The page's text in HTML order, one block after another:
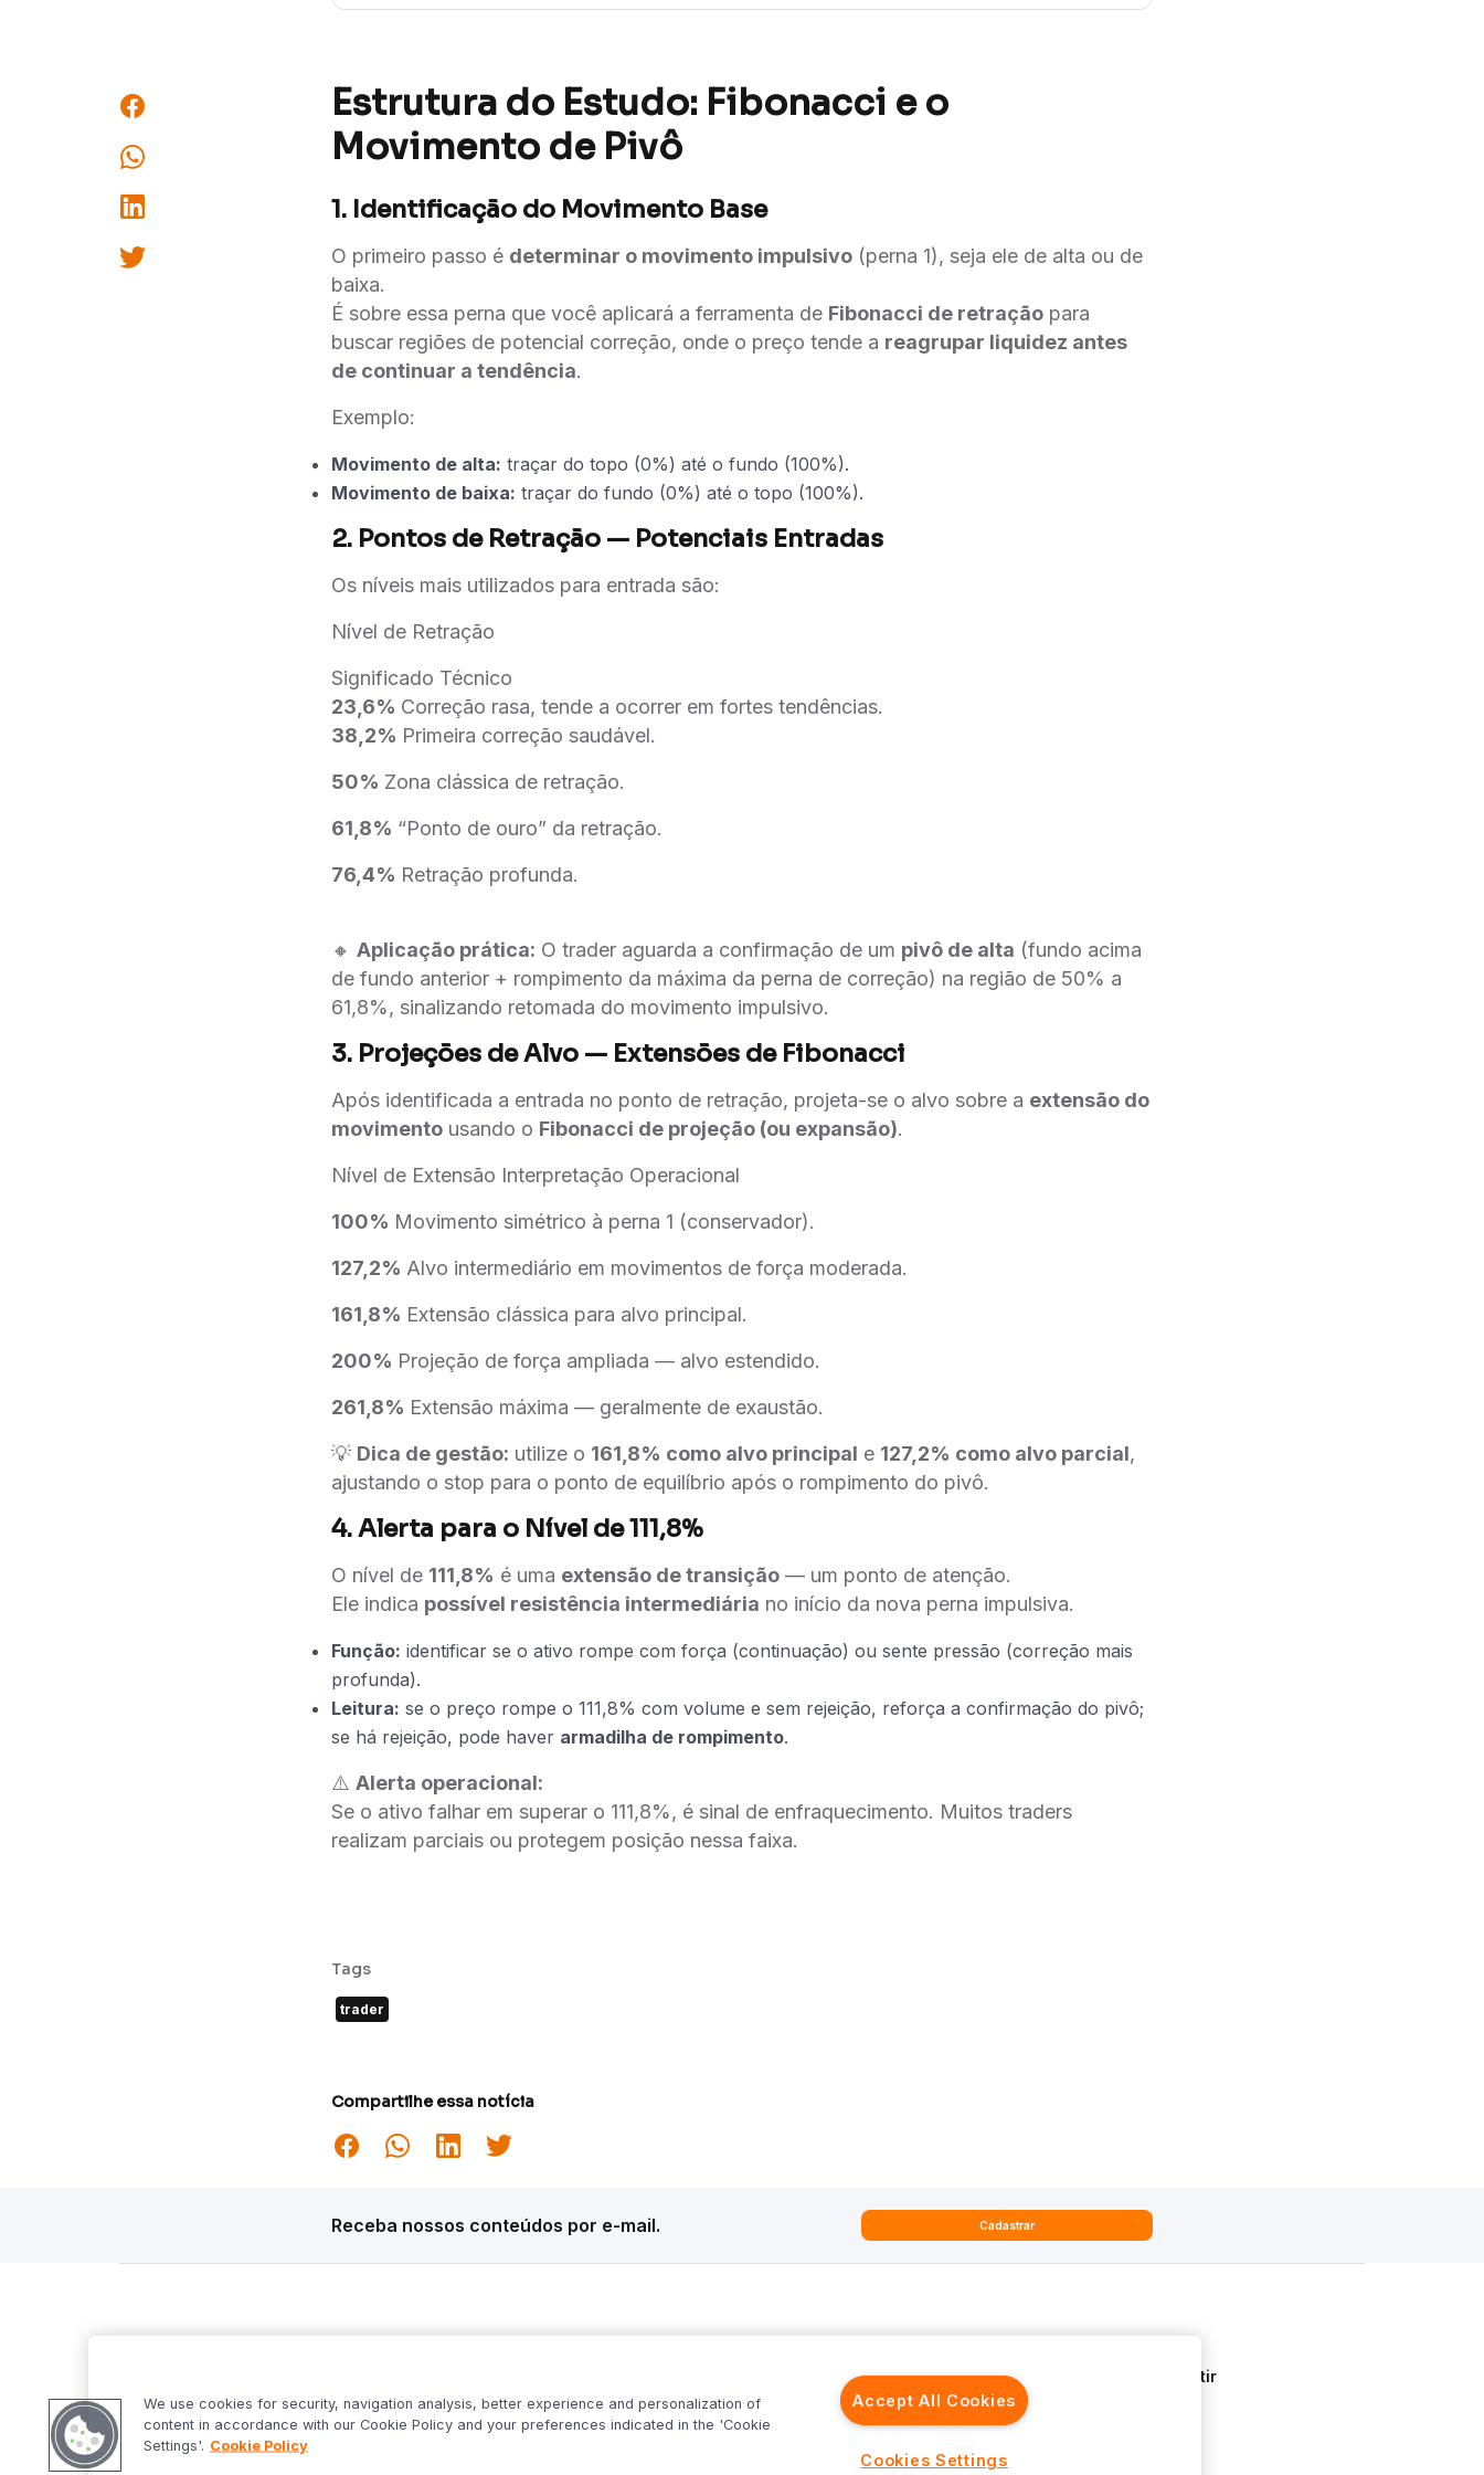
Estrutura do Estudo: Fibonacci e o
Movimento de Pivô
1. Identificação do Movimento Base
O primeiro passo é determinar o movimento impulsivo (perna 1), seja ele de alta ou de
baixa.
É sobre essa perna que você aplicará a ferramenta de Fibonacci de retração para
buscar regiões de potencial correção, onde o preço tende a reagrupar liquidez antes
de continuar a tendência.
Exemplo:
Movimento de alta: traçar do topo (0%) até o fundo (100%).
Movimento de baixa: traçar do fundo (0%) até o topo (100%).
2. Pontos de Retração — Potenciais Entradas
Os níveis mais utilizados para entrada são:
Nível de Retração
Significado Técnico
23,6% Correção rasa, tende a ocorrer em fortes tendências.
38,2% Primeira correção saudável.
50% Zona clássica de retração.
61,8% “Ponto de ouro” da retração.
76,4% Retração profunda.
🔸 Aplicação prática: O trader aguarda a confirmação de um pivô de alta (fundo acima
de fundo anterior + rompimento da máxima da perna de correção) na região de 50% a
61,8%, sinalizando retomada do movimento impulsivo.
3. Projeções de Alvo — Extensões de Fibonacci
Após identificada a entrada no ponto de retração, projeta-se o alvo sobre a extensão do
movimento usando o Fibonacci de projeção (ou expansão).
Nível de Extensão Interpretação Operacional
100% Movimento simétrico à perna 1 (conservador).
127,2% Alvo intermediário em movimentos de força moderada.
161,8% Extensão clássica para alvo principal.
200% Projeção de força ampliada — alvo estendido.
261,8% Extensão máxima — geralmente de exaustão.
💡 Dica de gestão: utilize o 161,8% como alvo principal e 127,2% como alvo parcial,
ajustando o stop para o ponto de equilíbrio após o rompimento do pivô.
4. Alerta para o Nível de111,8%
O nível de 111,8% é uma extensão de transição — um ponto de atenção.
Ele indica possível resistência intermediária no início da nova perna impulsiva.
Função: identificar se o ativo rompe com força (continuação) ou sente pressão (correção mais
profunda).
Leitura: se o preço rompe o 111,8% com volume e sem rejeição, reforça a confirmação do pivô;
se há rejeição, pode haver armadilha de rompimento.
⚠️ Alerta operacional:
Se o ativo falhar em superar o 111,8%, é sinal de enfraquecimento. Muitos traders
realizam parciais ou protegem posição nessa faixa.
Tags
trader
Compartilhe essa notícia
Receba nossos conteúdos por e-mail. Cadastrar
Inter Forecast
Criptoworld
Renda Variável
Renda Fixa
Inter Strategy
Inter News RV
Inter News RF
Top Funds
Aprenda a Investir
We use cookies for security, navigation analysis, better experience and personalization of
content in accordance with our Cookie Policy and your preferences indicated in the 'Cookie
Settings'. Cookie Policy
Accept All Cookies
Cookies Settings